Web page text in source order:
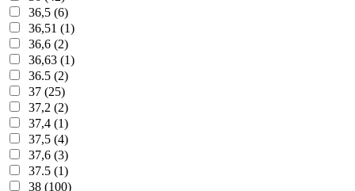
36,5 (6)
36,51 (1)
36,6 (2)
36,63 (1)
36.5 (2)
37 (25)
37,2 (2)
37,4 (1)
37,5 (4)
37,6 (3)
37.5 (1)
38 (100)